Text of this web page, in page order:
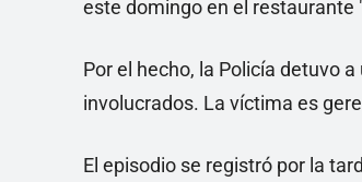
este domingo en el restaurante
Por el hecho, la Policía detuvo
involucrados. La víctima es
El episodio se registró por la